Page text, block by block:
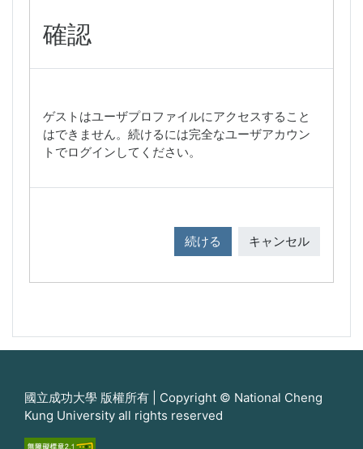
確認
ゲストはユーザプロファイルにアクセスすること
はできません。続けるには完全なユーザアカウン
トでログインしてください。
続ける キャンセル
國立成功大學 版權所有 | Copyright © National Cheng
Kung University all rights reserved